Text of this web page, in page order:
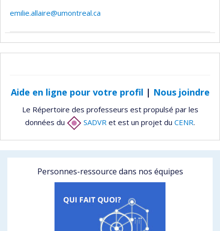
emilie.allaire@umontreal.ca
Aide en ligne pour votre profil | Nous joindre
Le Répertoire des professeurs est propulsé par les
données du
SADVR et est un projet du CENR.
Personnes-ressource dans nos équipes